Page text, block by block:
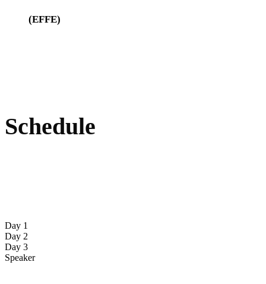
(EFFE)
Schedule
Day 1
Day 2
Day 3
Speaker